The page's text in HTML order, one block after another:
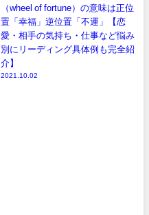
（wheel of fortune）の意味は正位
置「幸福」逆位置「不運」【恋
愛・相手の気持ち・仕事など悩み
別にリーディング具体例も完全紹
介】
2021.10.02